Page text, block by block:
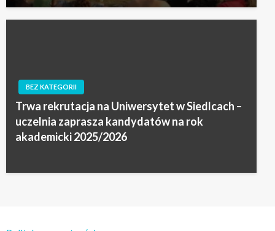
BEZ KATEGORII
Trwa rekrutacja na Uniwersytet w Siedlcach –
uczelnia zaprasza kandydatów na rok
akademicki 2025/2026